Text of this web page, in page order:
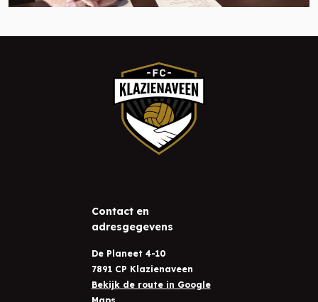
Contact en
adresgegevens
De Planeet 4-10
7891 CP Klazienaveen
Bekijk de route in Google